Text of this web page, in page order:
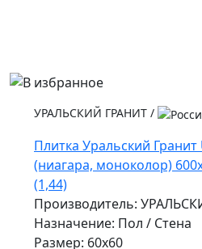
УРАЛЬСКИЙ ГРАНИТ /
Плитка Уральский Гранит
(ниагара, моноколор)
(1,44)
Производитель:
Назначение: Пол / Стена
Размер: 60x60